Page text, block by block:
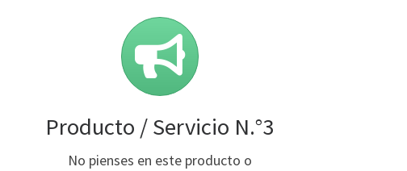
Producto / Servicio N.°3
No pienses en este producto o